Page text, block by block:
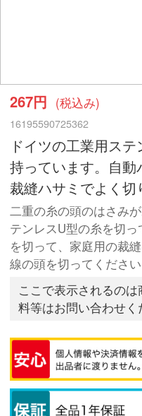
267円 (税込み)
16195590725362
ドイツの工業用ス
持っています。自
裁縫ハサミでよく切
二重の糸の頭のはさみ
テンレスU型の糸を切
を切って、家庭用の裁
線の頭を切ってください
ここで表示されるの
料等はお問い合わせく